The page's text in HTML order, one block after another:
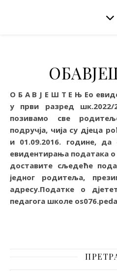
О Б А В Ј Е Ш Т Е Њ Ео
у први разред шк.2022/
позивамо све
подручја, чија су дјеца
и 01.09.2016. године,
евидентирања података о
доставите сљедеће
једног родитеља,
адресу.Податке о
педагога школе